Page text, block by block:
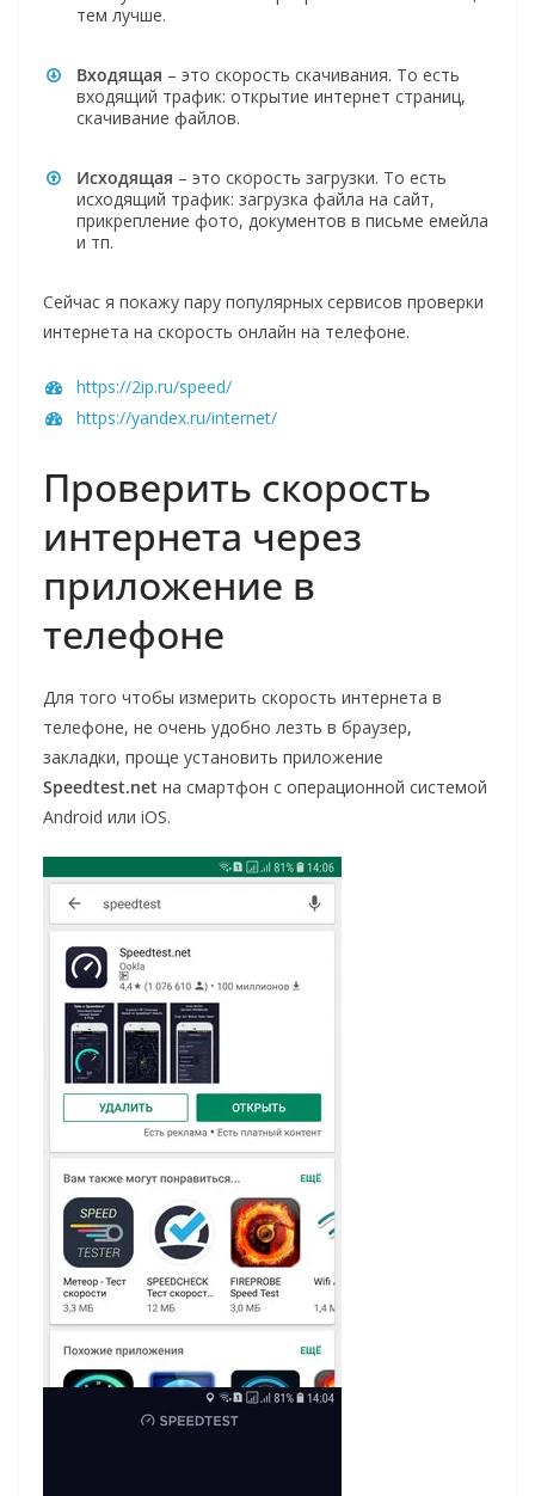
тем лучше.
Входящая – это скорость скачивания. То есть
входящий трафик: открытие интернет страниц,
скачивание файлов.
Исходящая – это скорость загрузки. То есть
исходящий трафик: загрузка файла на сайт,
прикрепление фото, документов в письме емейла
и тп.
Сейчас я покажу пару популярных сервисов проверки
интернета на скорость онлайн на телефоне.
https://2ip.ru/speed/
https://yandex.ru/internet/
Проверить скорость
интернета через
приложение в
телефоне
Для того чтобы измерить скорость интернета в
телефоне, не очень удобно лезть в браузер,
закладки, проще установить приложение
Speedtest.net на смартфон с операционной системой
Android или iOS.